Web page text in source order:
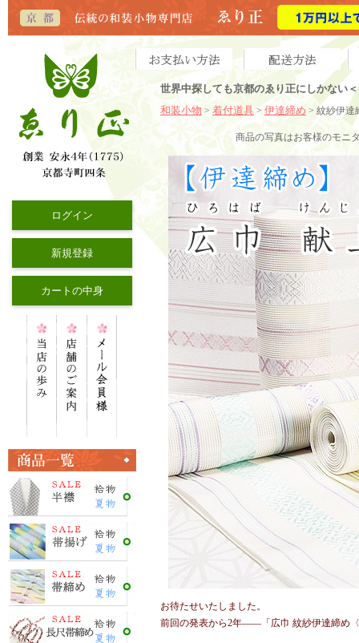
ログイン
新規登録
カートの中身
世界中探しても京都のゑり正にしかない
和装小物 > 着付道具>伊達締め > 紋紗伊
商品の写真はお客様のモニ
お待たせいたしました。
前回の発表から2年——「広巾 紋紗伊達締め